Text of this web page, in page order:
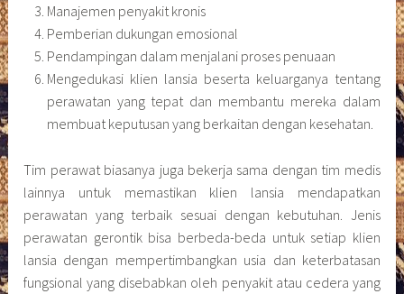
Manajemen penyakit kronis
Pemberian dukungan emosional
Pendampingan dalam menjalani proses penuaan
Mengedukasi klien lansia beserta keluarganya tentang
perawatan yang tepat dan membantu mereka dalam
membuat keputusan yang berkaitan dengan kesehatan.
Tim perawat biasanya juga bekerja sama dengan tim medis
lainnya untuk memastikan klien lansia mendapatkan
perawatan yang terbaik sesuai dengan kebutuhan. Jenis
perawatan gerontik bisa berbeda-beda untuk setiap klien
lansia dengan mempertimbangkan usia dan keterbatasan
fungsional yang disebabkan oleh penyakit atau cedera yang